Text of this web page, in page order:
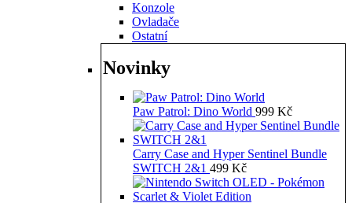
Konzole
Ovladače
Ostatní
Novinky
Paw Patrol: Dino World 999 Kč
Carry Case and Hyper Sentinel Bundle
SWITCH 2&1 499 Kč